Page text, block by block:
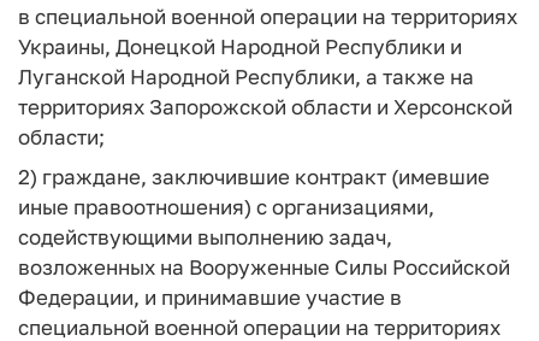
в специальной военной операции на территориях
Украины, Донецкой Народной Республики и
Луганской Народной Республики, а также на
территориях Запорожской области и Херсонской
области;
2) граждане, заключившие контракт (имевшие
иные правоотношения) с организациями,
содействующими выполнению задач,
возложенных на Вооруженные Силы Российской
Федерации, и принимавшие участие в
специальной военной операции на территориях